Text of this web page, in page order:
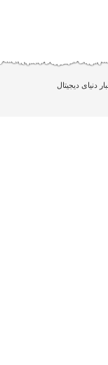
دنیای دیجیتال